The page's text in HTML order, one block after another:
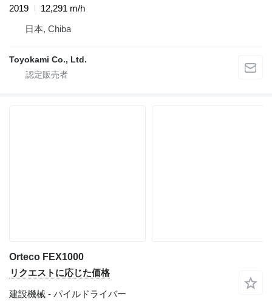
2019
12,291 m/h
日本, Chiba
Toyokami Co., Ltd.
Orteco FEX1000
リクエストに応じた価格
建設機械 - パイルドライバー